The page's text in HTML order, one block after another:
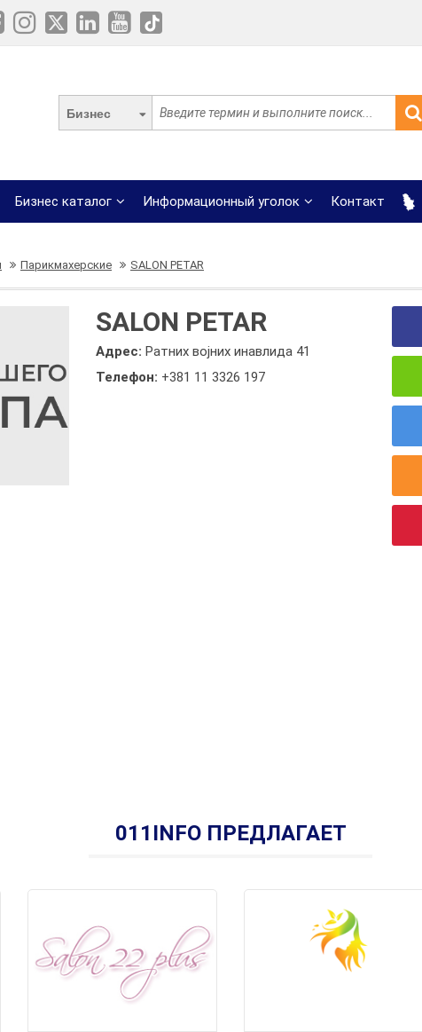
Бизнес
Бизнес каталог Информационный уголок Контакт
Парикмахерские SALON PETAR
SALON PETAR
Адрес:Ратних војних инавлида 41
Телефон: +381 11 3326 197
011INFO ПРЕДЛАГАЕТ